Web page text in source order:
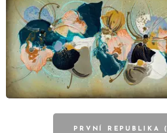
PRVNÍ REPUBLIKA